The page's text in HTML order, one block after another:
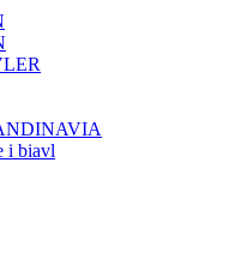
i biavl